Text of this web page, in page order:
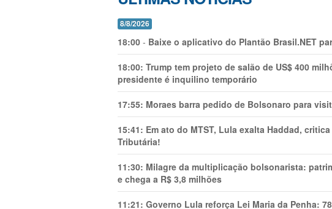
8/8/2026
18:00 - Baixe o aplicativo do Plantão Brasil.NET
18:00: Trump tem projeto de salão de US$ 400
presidente é inquilino temporário
17:55: Moraes barra pedido de Bolsonaro para
15:41: Em ato do MTST, Lula exalta Haddad,
Tributária!
11:30: Milagre da multiplicação bolsonarista:
e chega a R$ 3,8 milhões
11:21: Governo Lula reforça Lei Maria da Penha: